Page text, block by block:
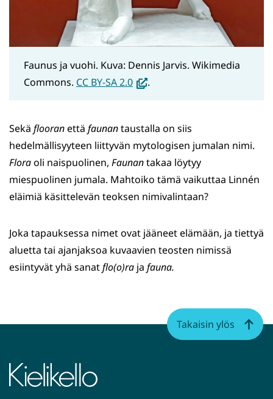
Faunus ja vuohi. Kuva: Dennis Jarvis. Wikimedia
Commons. CC BY-SA 2.0(avautuu
siirryt
toiseen
palveluun)
.
Sekä flooranettä faunantaustalla on siis
hedelmällisyyteen liittyvän mytologisen jumalan nimi.
Floraoli naispuolinen, Faunantakaa löytyy
miespuolinen jumala. Mahtoiko tämä vaikuttaa Linnén
eläimiä käsittelevän teoksen nimivalintaan?
Joka tapauksessa nimet ovat jääneet elämään, ja tiettyä
aluetta tai ajanjaksoa kuvaavien teosten nimissä
esiintyvät yhä sanatflo(o)ra ja fauna.
Takaisin ylös